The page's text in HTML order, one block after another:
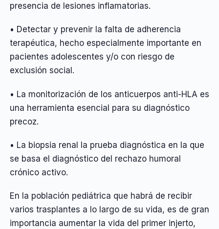
presencia de lesiones inflamatorias.
• Detectar y prevenir la falta de adherencia
terapéutica, hecho especialmente importante en
pacientes adolescentes y/o con riesgo de
exclusión social.
• La monitorización de los anticuerpos anti-HLA es
una herramienta esencial para su diagnóstico
precoz.
• La biopsia renal la prueba diagnóstica en la que
se basa el diagnóstico del rechazo humoral
crónico activo.
En la población pediátrica que habrá de recibir
varios trasplantes a lo largo de su vida, es de gran
importancia aumentar la vida del primer injerto,